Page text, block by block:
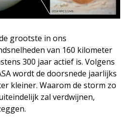
grootste in ons
van 160 kilometer
300 jaar actief is. Volgens
wordt de doorsnede jaarlijks
kleiner. Waarom de storm zo
zal verdwijnen,